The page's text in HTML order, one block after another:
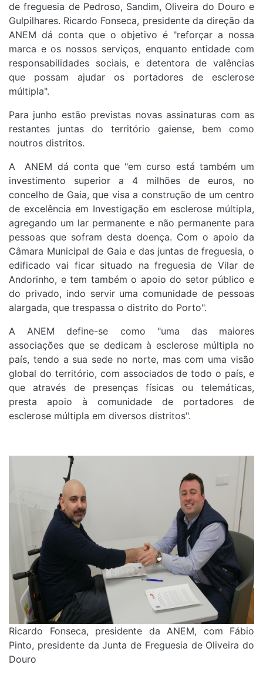
de freguesia de Pedroso, Sandim, Oliveira do Douro e
Gulpilhares. Ricardo Fonseca, presidente da direção da
ANEM dá conta que o objetivo é "reforçar a nossa
marca e os nossos serviços, enquanto entidade com
responsabilidades sociais, e detentora de valências
que possam ajudar os portadores de esclerose
múltipla".
Para junho estão previstas novas assinaturas com as
restantes juntas do território gaiense, bem como
noutros distritos.
A ANEM dá conta que "em curso está também um
investimento superior a 4 milhões de euros, no
concelho de Gaia, que visa a construção de um centro
de excelência em Investigação em esclerose múltipla,
agregando um lar permanente e não permanente para
pessoas que sofram desta doença. Com o apoio da
Câmara Municipal de Gaia e das juntas de freguesia, o
edificado vai ficar situado na freguesia de Vilar de
Andorinho, e tem também o apoio do setor público e
do privado, indo servir uma comunidade de pessoas
alargada, que trespassa o distrito do Porto".
A ANEM define-se como "uma das maiores
associações que se dedicam à esclerose múltipla no
país, tendo a sua sede no norte, mas com uma visão
global do território, com associados de todo o país, e
que através de presenças físicas ou telemáticas,
presta apoio à comunidade de portadores de
esclerose múltipla em diversos distritos".
Ricardo Fonseca, presidente da ANEM, com Fábio
Pinto, presidente da Junta de Freguesia de Oliveira do
Douro